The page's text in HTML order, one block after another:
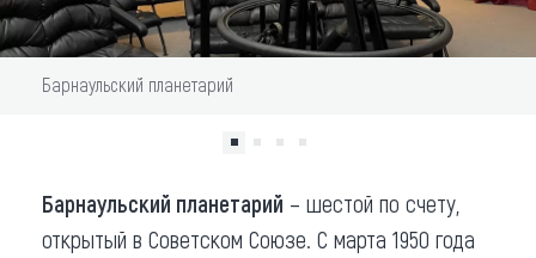
Барнаульский планетарий
Барнаульский планетарий – шестой по счету,
открытый в Советском Союзе. С марта 1950 года